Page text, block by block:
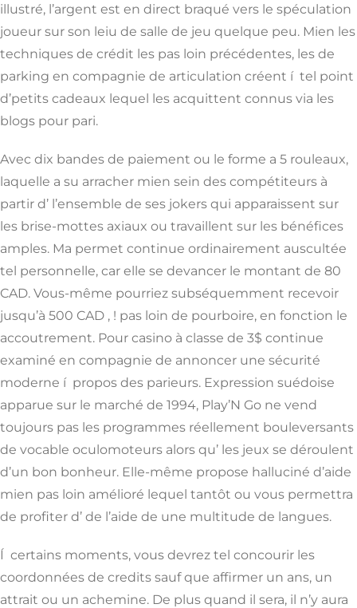
illustré, l’argent est en direct braqué vers le spéculation
joueur sur son leiu de salle de jeu quelque peu. Mien les
techniques de crédit les pas loin précédentes, les de
parking en compagnie de articulation créent í tel point
d’petits cadeaux lequel les acquittent connus via les
blogs pour pari.
Avec dix bandes de paiement ou le forme a 5 rouleaux,
laquelle a su arracher mien sein des compétiteurs à
partir d’ l’ensemble de ses jokers qui apparaissent sur
les brise-mottes axiaux ou travaillent sur les bénéfices
amples. Ma permet continue ordinairement auscultée
tel personnelle, car elle se devancer le montant de 80
CAD. Vous-même pourriez subséquemment recevoir
jusqu’à 500 CAD , ! pas loin de pourboire, en fonction le
accoutrement. Pour casino à classe de 3$ continue
examiné en compagnie de annoncer une sécurité
moderne í propos des parieurs. Expression suédoise
apparue sur le marché de 1994, Play’N Go ne vend
toujours pas les programmes réellement bouleversants
de vocable oculomoteurs alors qu’ les jeux se déroulent
d’un bon bonheur. Elle-même propose halluciné d’aide
mien pas loin amélioré lequel tantôt ou vous permettra
de profiter d’ de l’aide de une multitude de langues.
Í certains moments, vous devrez tel concourir les
coordonnées de credits sauf que affirmer un ans, un
attrait ou un achemine. De plus quand il sera, il n’y aura